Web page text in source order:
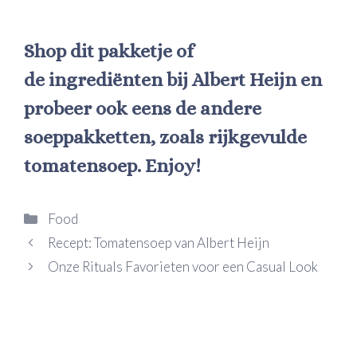
Shop dit pakketje of
de ingrediënten bij Albert Heijn en
probeer ook eens de andere
soeppakketten, zoals rijkgevulde
tomatensoep. Enjoy!
Categorieën
Food
Recept: Tomatensoep van Albert Heijn
Onze Rituals Favorieten voor een Casual Look